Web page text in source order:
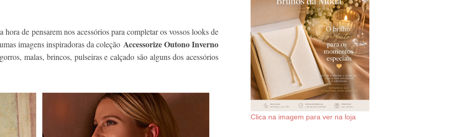
hora de pensarem nos acessórios para completar os vossos looks de
imagens inspiradoras da coleção Accessorize Outono Inverno
malas, brincos, pulseiras e calçado são alguns dos acessórios
Clica na imagem para ver na loja